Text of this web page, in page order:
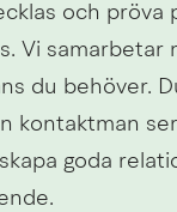
och pröva
Vi samarbetar
du behöver.
kontaktman
goda